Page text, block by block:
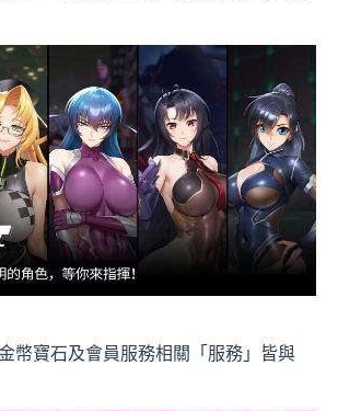
幣寶石及會員服務相關「服務」皆與